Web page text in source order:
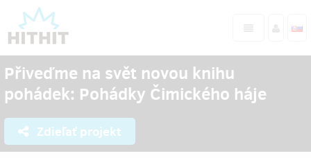
Přiveďme na svět novou knihu
pohádek: Pohádky Čimického háje
Zdieľať projekt